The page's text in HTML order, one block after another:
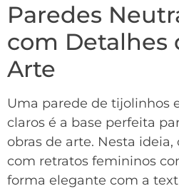
Paredes
com Detalhes
Arte
Uma parede de tijolinhos
claros é a base perfeita
obras de arte. Nesta ideia,
com retratos femininos
forma elegante com a